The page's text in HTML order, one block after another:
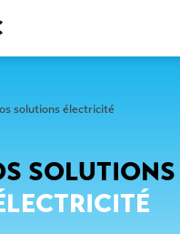
solutions électricité
SOLUTIONS